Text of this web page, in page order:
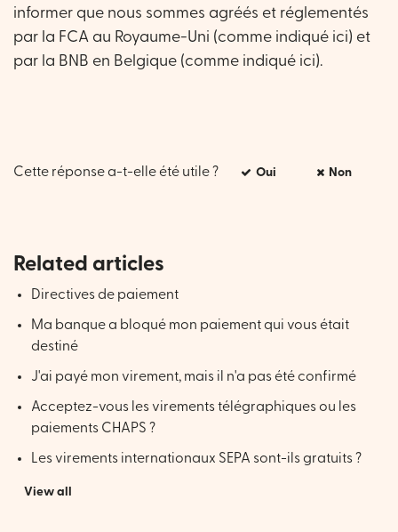
informer que nous sommes agréés et réglementés
par la FCA au Royaume-Uni (comme indiqué ici) et
par la BNB en Belgique (comme indiqué ici).
Cette réponse a-t-elle été utile ? Oui Non
Related articles
Directives de paiement
Ma banque a bloqué mon paiement qui vous était
destiné
J'ai payé mon virement, mais il n'a pas été confirmé
Acceptez-vous les virements télégraphiques ou les
paiements CHAPS ?
Les virements internationaux SEPA sont-ils gratuits ?
View all